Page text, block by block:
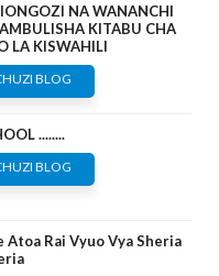
NA WANANCHI
KITABU CHA
LA KISWAHILI
BLOG
........
BLOG
Atoa Rai Vyuo Vya Sheria